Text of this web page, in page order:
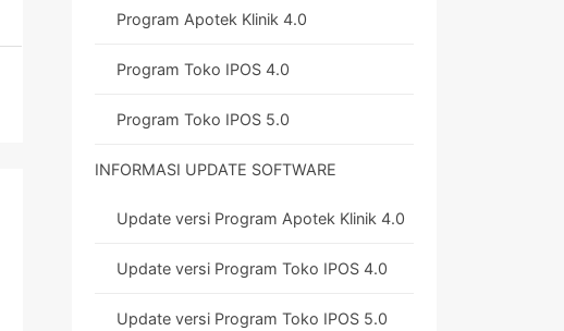
Program Apotek Klinik 4.0
Program Toko IPOS 4.0
Program Toko IPOS 5.0
INFORMASI UPDATE SOFTWARE
Update versi Program Apotek Klinik 4.0
Update versi Program Toko IPOS 4.0
Update versi Program Toko IPOS 5.0